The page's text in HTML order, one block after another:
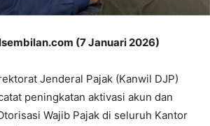
(7 Januari 2026)
Jenderal Pajak (Kanwil DJP)
peningkatan aktivasi akun dan
Wajib Pajak di seluruh Kantor